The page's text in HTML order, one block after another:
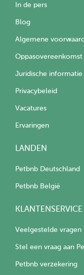
In de pers
Blog
Algemene
Oppasovereenkomst
Juridische informatie
Privacybeleid
Vacatures
Ervaringen
LANDEN
Petbnb Deutschland
Petbnb België
KLANTENSERVICE
Veelgestelde vragen
Stel een vraag aan
Petbnb verzekering